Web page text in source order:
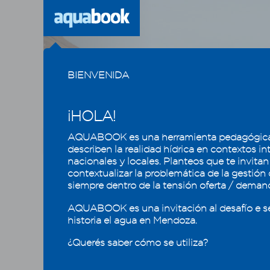
Previous
CAPÍTULO 1 2 3 4 5
El agua se valora y se mide
5.1 - Balance Hídrico
5.2 - Pronóstico y medición de
MIDO
de
BIENVENIDA
¡HOLA!
AQUABOOK es una herramienta
describen la realidad hídrica en contextos
nacionales y locales. Planteos que te
contextualizar la problemática de la gestión
siempre dentro de la tensión oferta /
AQUABOOK es una invitación al desafío e
historia el agua en Mendoza.
¿Querés saber cómo se utiliza?